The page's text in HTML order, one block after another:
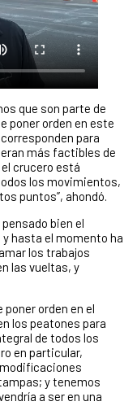
que son parte de
poner orden en este
para
más factibles de
crucero está
los movimientos,
puntos”, ahondó.
bien el
hasta el momento ha
los trabajos
las vueltas, y
poner orden en el
los peatones para
de todos los
en particular,
y tenemos
a ser en una